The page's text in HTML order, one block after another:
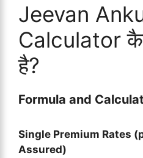
Jeevan
Calculator
है?
Formula and
Single Premium Rates
Assured)